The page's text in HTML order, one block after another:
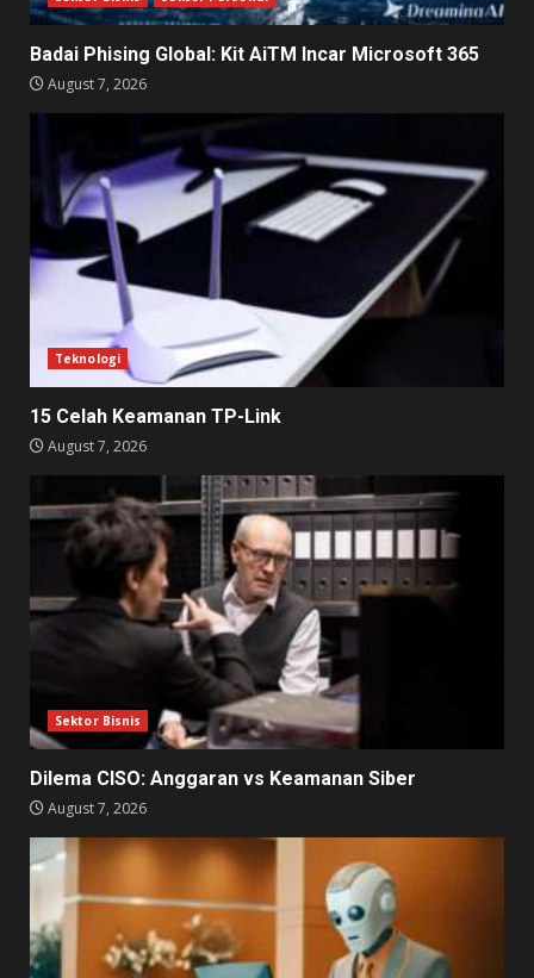
Badai Phising Global: Kit AiTM Incar Microsoft 365
August 7, 2026
Teknologi
15 Celah Keamanan TP-Link
August 7, 2026
Sektor Bisnis
Dilema CISO: Anggaran vs Keamanan Siber
August 7, 2026